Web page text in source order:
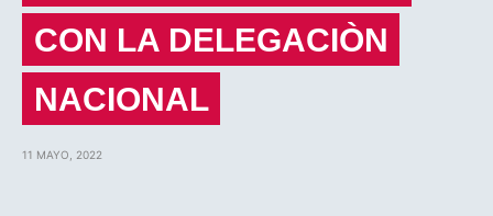
CON LA DELEGACIÒN
NACIONAL
11 MAYO, 2022